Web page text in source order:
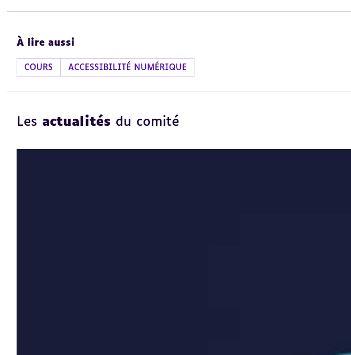
À lire aussi
COURS ACCESSIBILITÉ NUMÉRIQUE
Les actualités du comité